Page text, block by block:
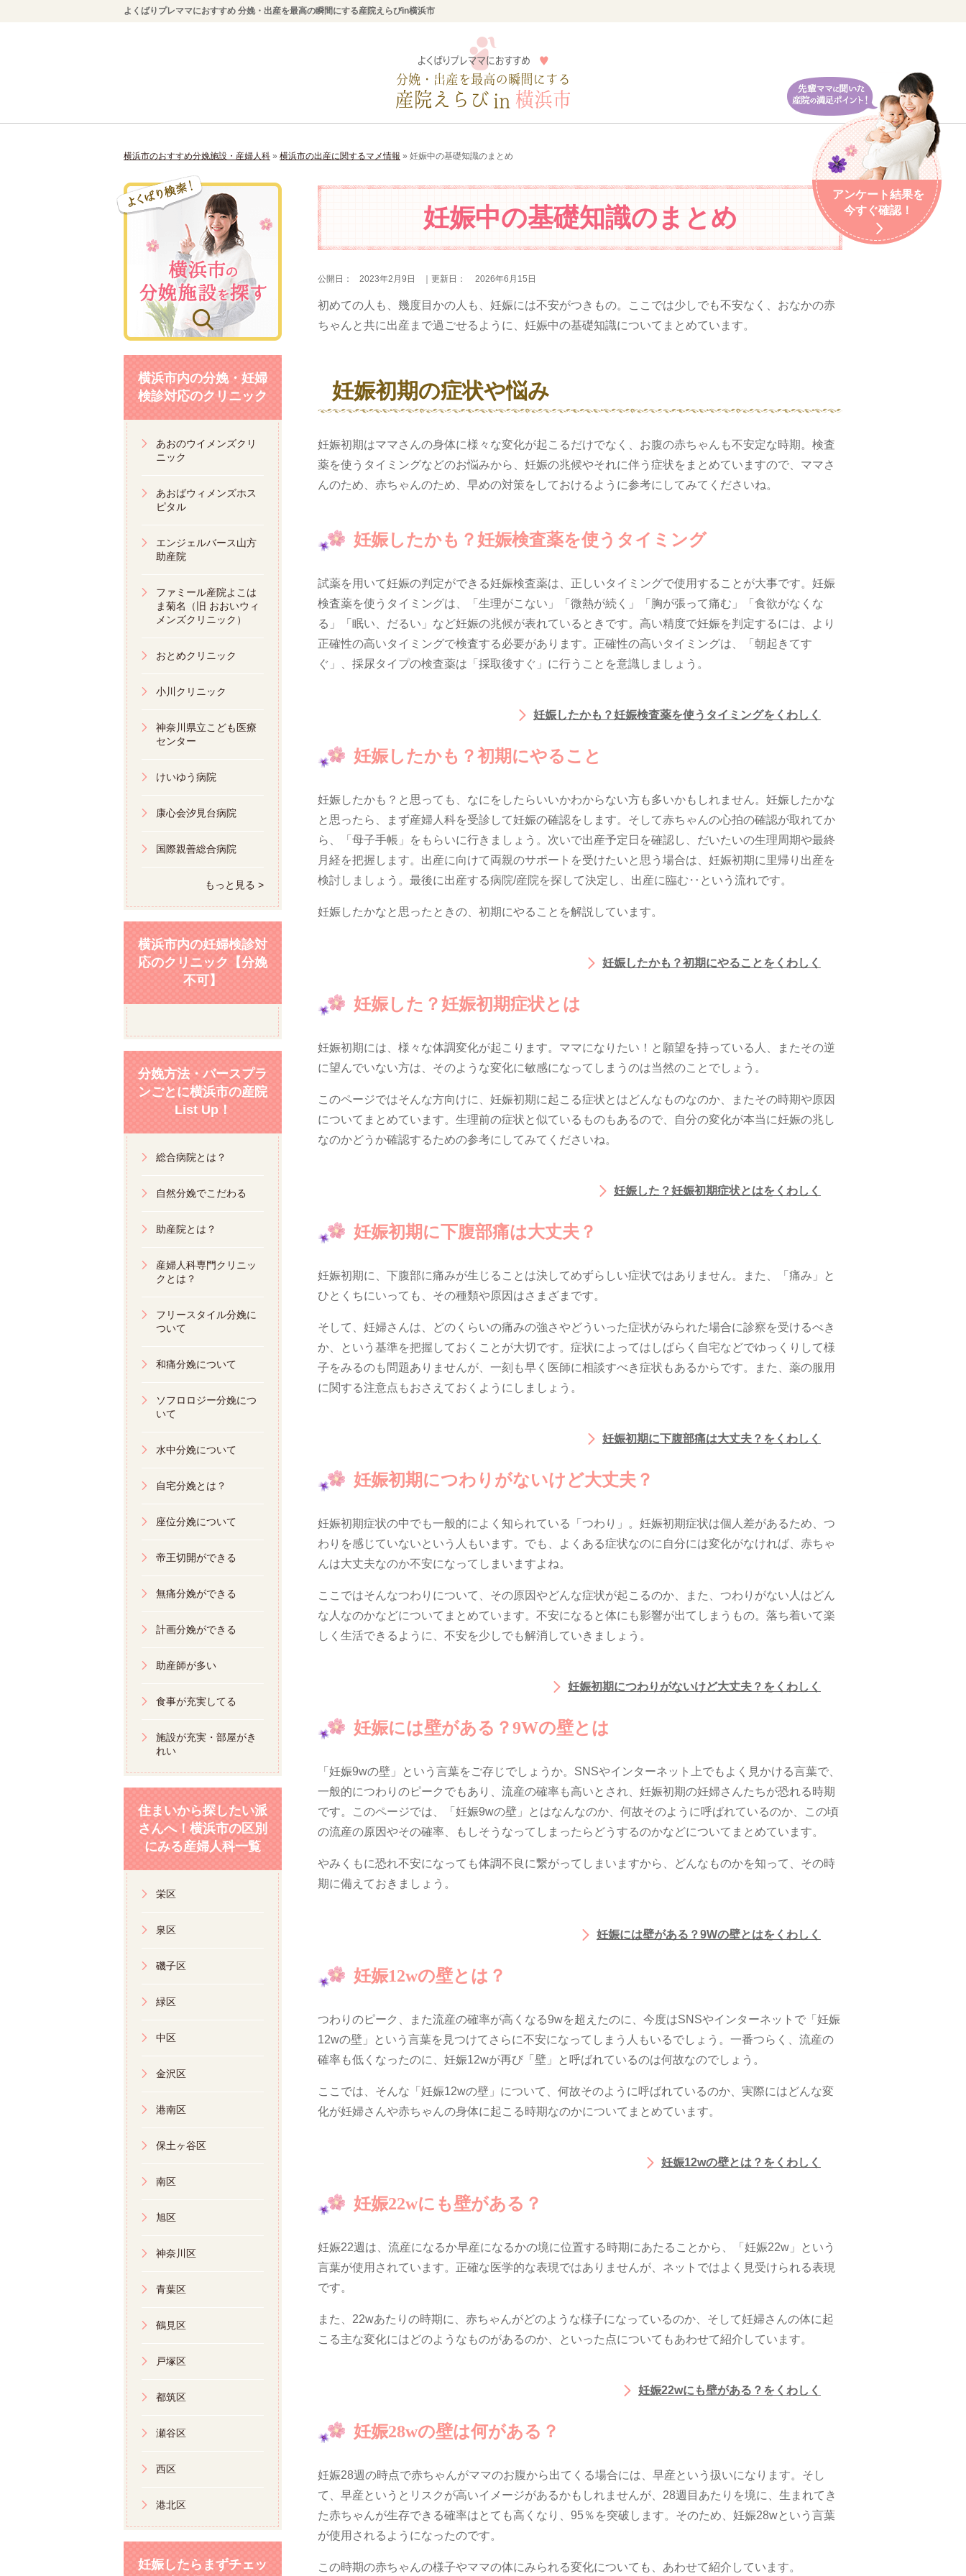
よくばりプレママにおすすめ 分娩・出産を最高の瞬間にする産院えらびin横浜市
アンケート結果を
今すぐ確認！
横浜市のおすすめ分娩施設・産婦人科 » 横浜市の出産に関するマメ情報 » 妊娠中の基礎知識のまとめ
妊娠中の基礎知識のまとめ
公開日： 2023年2月9日 ｜更新日： 2026年6月15日
初めての人も、幾度目かの人も、妊娠には不安がつきもの。ここでは少しでも不安なく、おなかの赤
ちゃんと共に出産まで過ごせるように、妊娠中の基礎知識についてまとめています。
妊娠初期の症状や悩み
妊娠初期はママさんの身体に様々な変化が起こるだけでなく、お腹の赤ちゃんも不安定な時期。検査
薬を使うタイミングなどのお悩みから、妊娠の兆候やそれに伴う症状をまとめていますので、ママさ
んのため、赤ちゃんのため、早めの対策をしておけるように参考にしてみてくださいね。
妊娠したかも？妊娠検査薬を使うタイミング
試薬を用いて妊娠の判定ができる妊娠検査薬は、正しいタイミングで使用することが大事です。妊娠
検査薬を使うタイミングは、「生理がこない」「微熱が続く」「胸が張って痛む」「食欲がなくな
る」「眠い、だるい」など妊娠の兆候が表れているときです。高い精度で妊娠を判定するには、より
正確性の高いタイミングで検査する必要があります。正確性の高いタイミングは、「朝起きてす
ぐ」、採尿タイプの検査薬は「採取後すぐ」に行うことを意識しましょう。
妊娠したかも？妊娠検査薬を使うタイミングをくわしく
妊娠したかも？初期にやること
妊娠したかも？と思っても、なにをしたらいいかわからない方も多いかもしれません。妊娠したかな
と思ったら、まず産婦人科を受診して妊娠の確認をします。そして赤ちゃんの心拍の確認が取れてか
ら、「母子手帳」をもらいに行きましょう。次いで出産予定日を確認し、だいたいの生理周期や最終
月経を把握します。出産に向けて両親のサポートを受けたいと思う場合は、妊娠初期に里帰り出産を
検討しましょう。最後に出産する病院/産院を探して決定し、出産に臨む‥という流れです。
妊娠したかなと思ったときの、初期にやることを解説しています。
妊娠したかも？初期にやることをくわしく
妊娠した？妊娠初期症状とは
妊娠初期には、様々な体調変化が起こります。ママになりたい！と願望を持っている人、またその逆
に望んでいない方は、そのような変化に敏感になってしまうのは当然のことでしょう。
このページではそんな方向けに、妊娠初期に起こる症状とはどんなものなのか、またその時期や原因
についてまとめています。生理前の症状と似ているものもあるので、自分の変化が本当に妊娠の兆し
なのかどうか確認するための参考にしてみてくださいね。
妊娠した？妊娠初期症状とはをくわしく
妊娠初期に下腹部痛は大丈夫？
妊娠初期に、下腹部に痛みが生じることは決してめずらしい症状ではありません。また、「痛み」と
ひとくちにいっても、その種類や原因はさまざまです。
そして、妊婦さんは、どのくらいの痛みの強さやどういった症状がみられた場合に診察を受けるべき
か、という基準を把握しておくことが大切です。症状によってはしばらく自宅などでゆっくりして様
子をみるのも問題ありませんが、一刻も早く医師に相談すべき症状もあるからです。また、薬の服用
に関する注意点もおさえておくようにしましょう。
妊娠初期に下腹部痛は大丈夫？をくわしく
妊娠初期につわりがないけど大丈夫？
妊娠初期症状の中でも一般的によく知られている「つわり」。妊娠初期症状は個人差があるため、つ
わりを感じていないという人もいます。でも、よくある症状なのに自分には変化がなければ、赤ちゃ
んは大丈夫なのか不安になってしまいますよね。
ここではそんなつわりについて、その原因やどんな症状が起こるのか、また、つわりがない人はどん
な人なのかなどについてまとめています。不安になると体にも影響が出てしまうもの。落ち着いて楽
しく生活できるように、不安を少しでも解消していきましょう。
妊娠初期につわりがないけど大丈夫？をくわしく
妊娠には壁がある？9Wの壁とは
「妊娠9wの壁」という言葉をご存じでしょうか。SNSやインターネット上でもよく見かける言葉で、
一般的につわりのピークでもあり、流産の確率も高いとされ、妊娠初期の妊婦さんたちが恐れる時期
です。このページでは、「妊娠9wの壁」とはなんなのか、何故そのように呼ばれているのか、この頃
の流産の原因やその確率、もしそうなってしまったらどうするのかなどについてまとめています。
やみくもに恐れ不安になっても体調不良に繋がってしまいますから、どんなものかを知って、その時
期に備えておきましょう。
妊娠には壁がある？9Wの壁とはをくわしく
妊娠12wの壁とは？
つわりのピーク、また流産の確率が高くなる9wを超えたのに、今度はSNSやインターネットで「妊娠
12wの壁」という言葉を見つけてさらに不安になってしまう人もいるでしょう。一番つらく、流産の
確率も低くなったのに、妊娠12wが再び「壁」と呼ばれているのは何故なのでしょう。
ここでは、そんな「妊娠12wの壁」について、何故そのように呼ばれているのか、実際にはどんな変
化が妊婦さんや赤ちゃんの身体に起こる時期なのかについてまとめています。
妊娠12wの壁とは？をくわしく
妊娠22wにも壁がある？
妊娠22週は、流産になるか早産になるかの境に位置する時期にあたることから、「妊娠22w」という
言葉が使用されています。正確な医学的な表現ではありませんが、ネットではよく見受けられる表現
です。
また、22wあたりの時期に、赤ちゃんがどのような様子になっているのか、そして妊婦さんの体に起
こる主な変化にはどのようなものがあるのか、といった点についてもあわせて紹介しています。
妊娠22wにも壁がある？をくわしく
妊娠28wの壁は何がある？
妊娠28週の時点で赤ちゃんがママのお腹から出てくる場合には、早産という扱いになります。そし
て、早産というとリスクが高いイメージがあるかもしれませんが、28週目あたりを境に、生まれてき
た赤ちゃんが生存できる確率はとても高くなり、95％を突破します。そのため、妊娠28wという言葉
が使用されるようになったのです。
この時期の赤ちゃんの様子やママの体にみられる変化についても、あわせて紹介しています。
横浜市内の分娩・妊婦
検診対応のクリニック
あおのウイメンズクリ
ニック
あおばウィメンズホス
ピタル
エンジェルバース山方
助産院
ファミール産院よこは
ま菊名（旧 おおいウィ
メンズクリニック）
おとめクリニック
小川クリニック
神奈川県立こども医療
センター
けいゆう病院
康心会汐見台病院
国際親善総合病院
もっと見る >
横浜市内の妊婦検診対
応のクリニック【分娩
不可】
分娩方法・バースプラ
ンごとに横浜市の産院
List Up！
総合病院とは？
自然分娩でこだわる
助産院とは？
産婦人科専門クリニッ
クとは？
フリースタイル分娩に
ついて
和痛分娩について
ソフロロジー分娩につ
いて
水中分娩について
自宅分娩とは？
座位分娩について
帝王切開ができる
無痛分娩ができる
計画分娩ができる
助産師が多い
食事が充実してる
施設が充実・部屋がき
れい
住まいから探したい派
さんへ！横浜市の区別
にみる産婦人科一覧
栄区
泉区
磯子区
緑区
中区
金沢区
港南区
保土ヶ谷区
南区
旭区
神奈川区
青葉区
鶴見区
戸塚区
都筑区
瀬谷区
西区
港北区
妊娠したらまずチェッ